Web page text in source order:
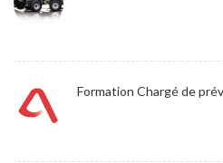
Formation Chargé de